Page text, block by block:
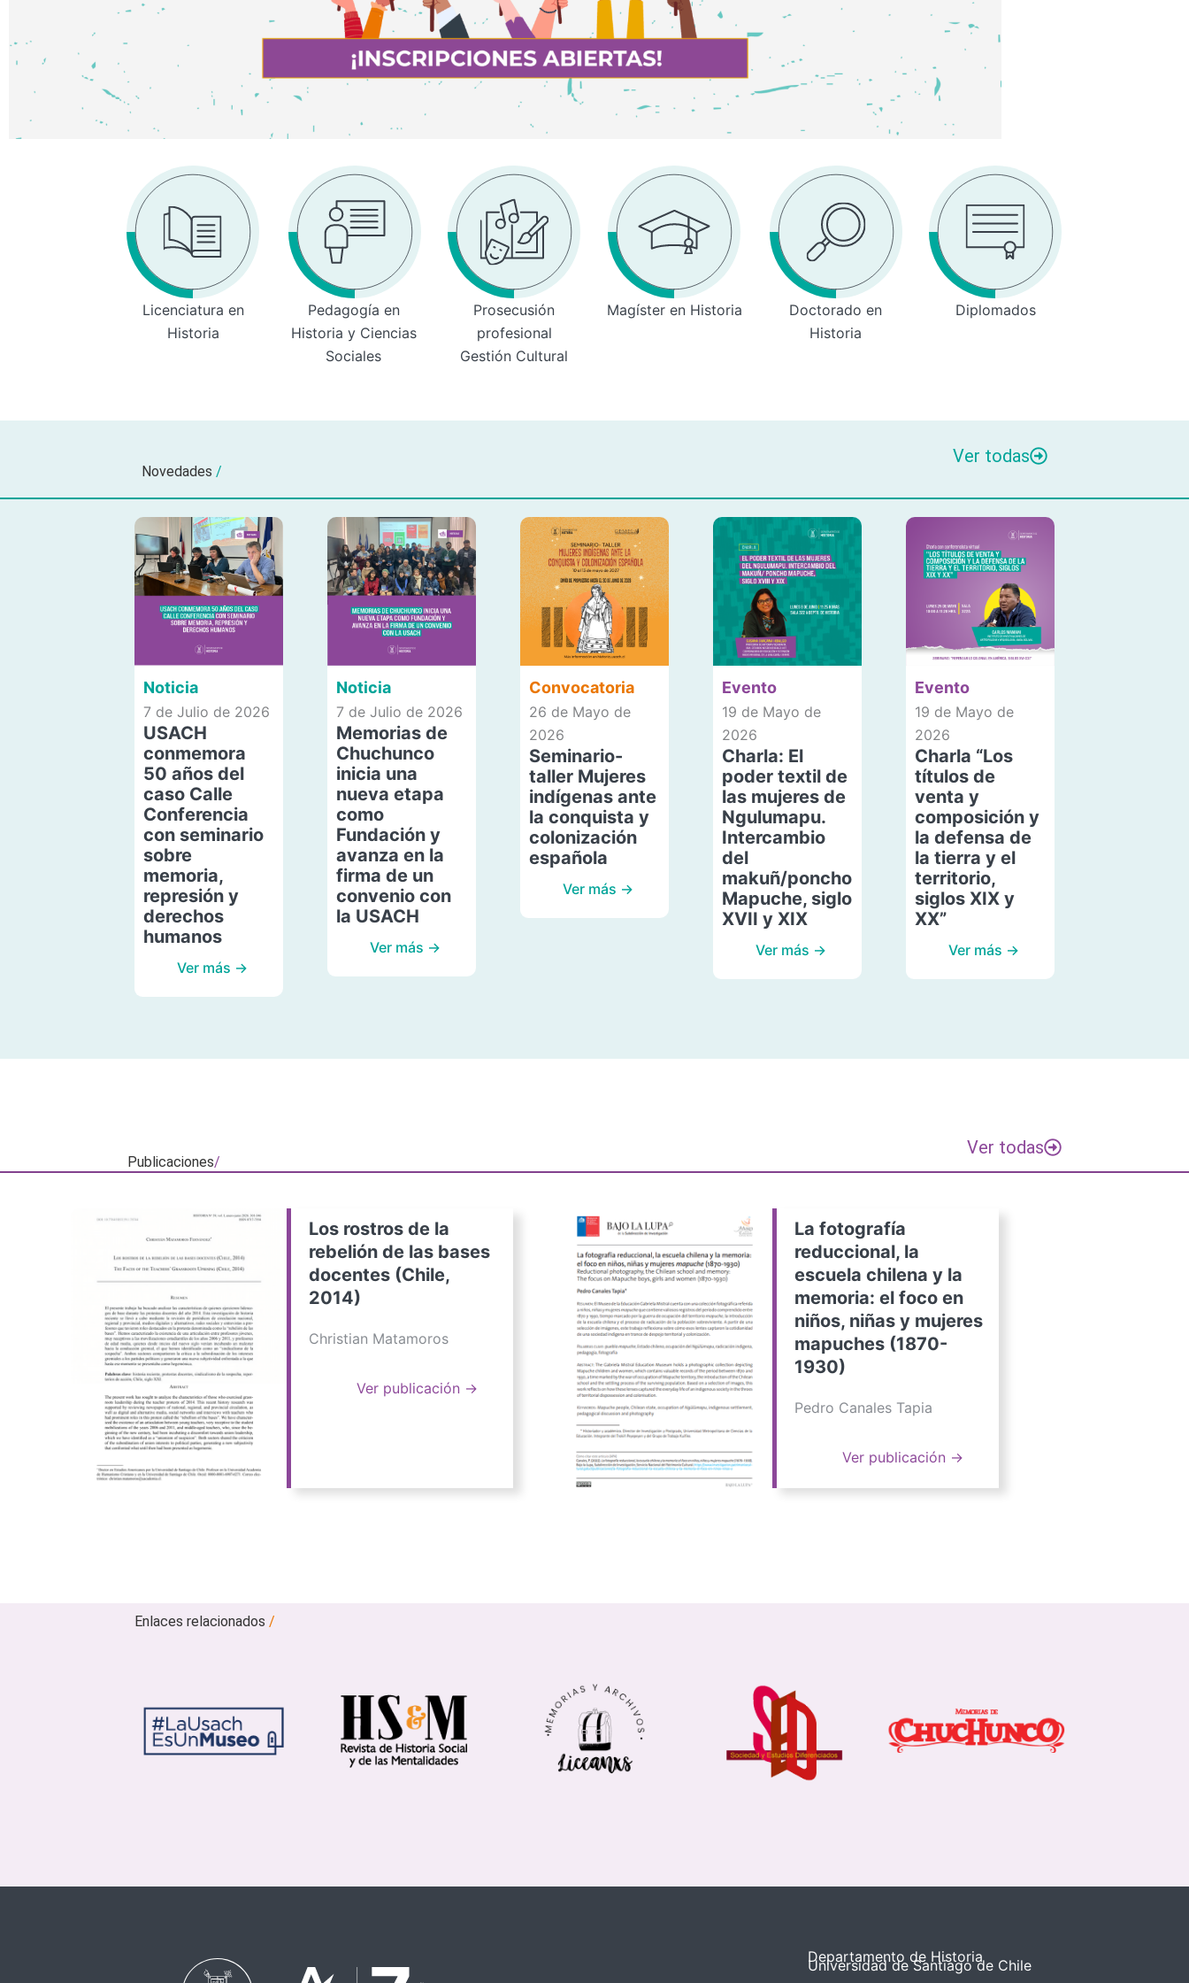
Licenciatura en
Historia
Pedagogía en
Historia y Ciencias
Sociales
Prosecusión
profesional
Gestión Cultural
Magíster en Historia
Doctorado en
Historia
Diplomados
Novedades /
Ver todas
Noticia
7 de Julio de 2026
USACH
conmemora
50 años del
caso Calle
Conferencia
con seminario
sobre
memoria,
represión y
derechos
humanos
Ver más →
Noticia
7 de Julio de 2026
Memorias de
Chuchunco
inicia una
nueva etapa
como
Fundación y
avanza en la
firma de un
convenio con
la USACH
Ver más →
Convocatoria
26 de Mayo de
2026
Seminario-
taller Mujeres
indígenas ante
la conquista y
colonización
española
Ver más →
Evento
19 de Mayo de
2026
Charla: El
poder textil de
las mujeres de
Ngulumapu.
Intercambio
del
makuñ/poncho
Mapuche, siglo
XVII y XIX
Ver más →
Evento
19 de Mayo de
2026
Charla “Los
títulos de
venta y
composición y
la defensa de
la tierra y el
territorio,
siglos XIX y
XX”
Ver más →
Publicaciones/
Ver todas
Los rostros de la
rebelión de las bases
docentes (Chile,
2014)
Christian Matamoros
Ver publicación →
La fotografía
reduccional, la
escuela chilena y la
memoria: el foco en
niños, niñas y mujeres
mapuches (1870-
1930)
Pedro Canales Tapia
Ver publicación →
Enlaces relacionados/
Departamento de Historia
Universidad de Santiago de Chile